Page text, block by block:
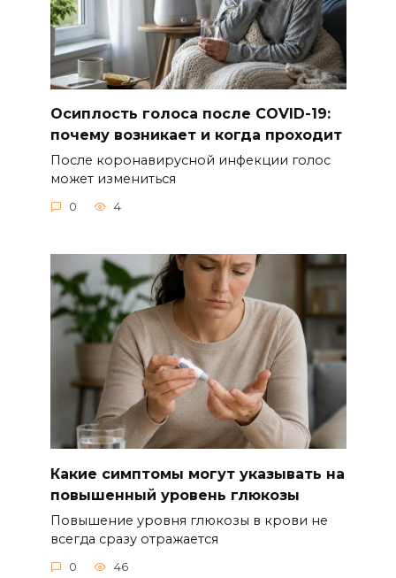
Осиплость голоса после COVID-19:
почему возникает и когда проходит
После коронавирусной инфекции голос
может измениться
0 4
Какие симптомы могут указывать на
повышенный уровень глюкозы
Повышение уровня глюкозы в крови не
всегда сразу отражается
0 46